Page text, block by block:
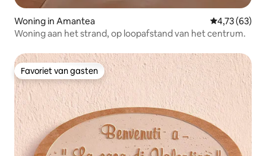
Woning in Amantea Gemiddelde
4,73 (63)
Woning aan het strand, op loopafstand van het centrum.
Favoriet van gasten
Favoriet van gasten